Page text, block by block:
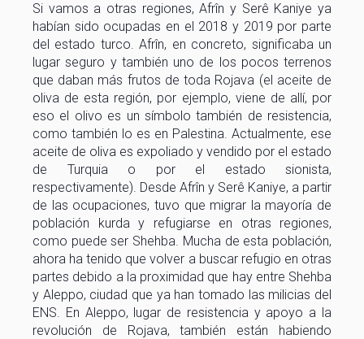
Si vamos a otras regiones, Afrîn y Serê Kaniye ya
habían sido ocupadas en el 2018 y 2019 por parte
del estado turco. Afrîn, en concreto, significaba un
lugar seguro y también uno de los pocos terrenos
que daban más frutos de toda Rojava (el aceite de
oliva de esta región, por ejemplo, viene de allí, por
eso el olivo es un símbolo también de resistencia,
como también lo es en Palestina. Actualmente, ese
aceite de oliva es expoliado y vendido por el estado
de Turquia o por el estado sionista,
respectivamente). Desde Afrîn y Serê Kaniye, a partir
de las ocupaciones, tuvo que migrar la mayoría de
población kurda y refugiarse en otras regiones,
como puede ser Shehba. Mucha de esta población,
ahora ha tenido que volver a buscar refugio en otras
partes debido a la proximidad que hay entre Shehba
y Aleppo, ciudad que ya han tomado las milicias del
ENS. En Aleppo, lugar de resistencia y apoyo a la
revolución de Rojava, también están habiendo